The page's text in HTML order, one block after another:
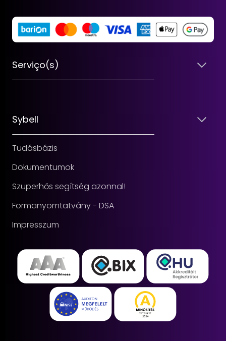
Serviço(s)
Sybell
Tudásbázis
Dokumentumok
Szuperhős segítség azonnal!
Formanyomtatvány - DSA
Impresszum